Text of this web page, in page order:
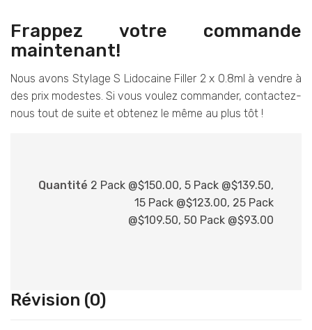
Frappez votre commande
maintenant!
Nous avons Stylage S Lidocaine Filler 2 x 0.8ml à vendre à
des prix modestes. Si vous voulez commander, contactez-
nous tout de suite et obtenez le même au plus tôt !
Quantité 2 Pack @$150.00, 5 Pack @$139.50,
15 Pack @$123.00, 25 Pack
@$109.50, 50 Pack @$93.00
Révision (0)